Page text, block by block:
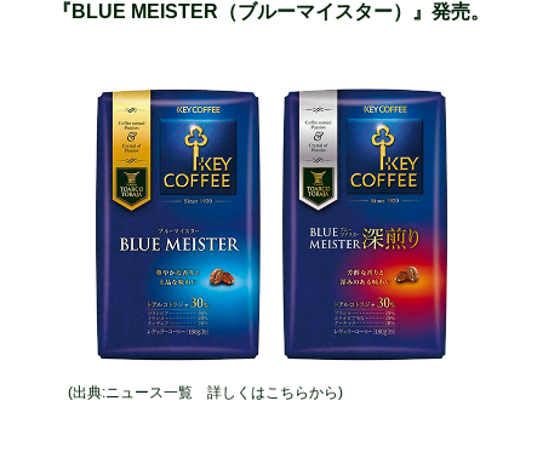
『BLUE MEISTER（ブルーマイスター）』発売。
(出典:ニュース一覧 詳しくはこちらから)